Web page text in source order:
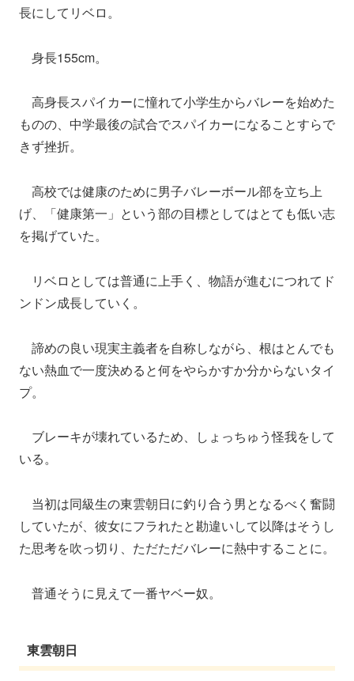
長にしてリベロ。
身長155cm。
高身長スパイカーに憧れて小学生からバレーを始めた
ものの、中学最後の試合でスパイカーになることすらで
きず挫折。
高校では健康のために男子バレーボール部を立ち上
げ、「健康第一」という部の目標としてはとても低い志
を掲げていた。
リベロとしては普通に上手く、物語が進むにつれてド
ンドン成長していく。
諦めの良い現実主義者を自称しながら、根はとんでも
ない熱血で一度決めると何をやらかすか分からないタイ
プ。
ブレーキが壊れているため、しょっちゅう怪我をして
いる。
当初は同級生の東雲朝日に釣り合う男となるべく奮闘
していたが、彼女にフラれたと勘違いして以降はそうし
た思考を吹っ切り、ただただバレーに熱中することに。
普通そうに見えて一番ヤベー奴。
東雲朝日